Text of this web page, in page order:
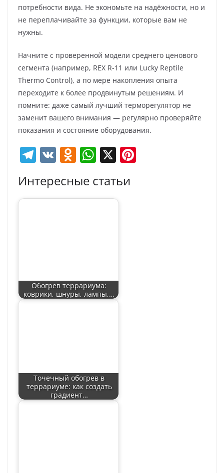
потребности вида. Не экономьте на надёжности, но и
не переплачивайте за функции, которые вам не
нужны.
Начните с проверенной модели среднего ценового
сегмента (например, REX R-11 или Lucky Reptile
Thermo Control), а по мере накопления опыта
переходите к более продвинутым решениям. И
помните: даже самый лучший терморегулятор не
заменит вашего внимания — регулярно проверяйте
показания и состояние оборудования.
T
e
gr
V O
n
o
ki
W
at
s
X
Интересные статьи
Обогрев террариума:
коврики, шнуры, лампы,…
Точечный обогрев в
террариуме: как создать
градиент…